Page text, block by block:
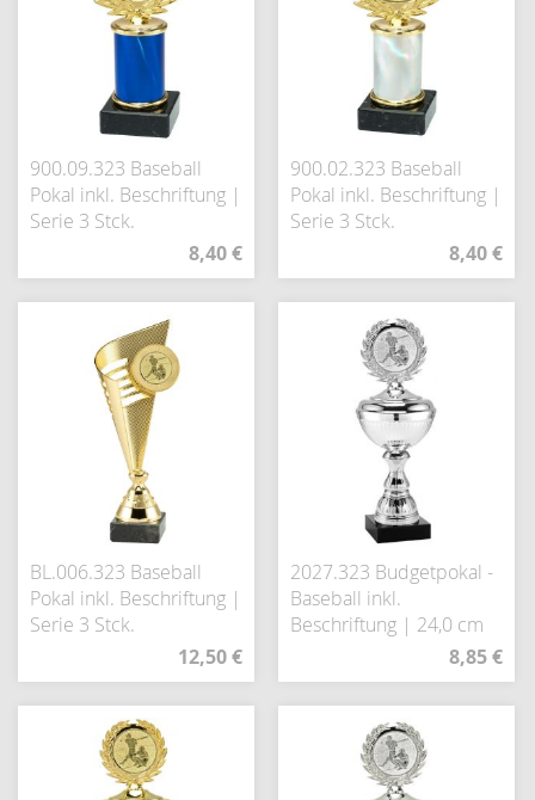
900.09.323 Baseball
Pokal inkl. Beschriftung |
Serie 3 Stck.
8,40 €
900.02.323 Baseball
Pokal inkl. Beschriftung |
Serie 3 Stck.
8,40 €
BL.006.323 Baseball
Pokal inkl. Beschriftung |
Serie 3 Stck.
12,50 €
2027.323 Budgetpokal -
Baseball inkl.
Beschriftung | 24,0 cm
8,85 €